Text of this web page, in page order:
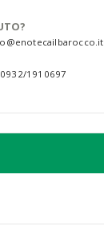
1910697